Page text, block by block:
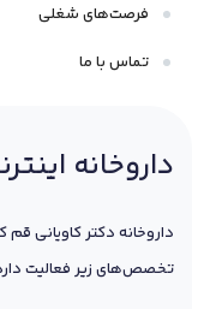
فرصت‌های شغلی
تماس با ما
داروخانه
داروخانه دکتر کاویانی
تخصص‌های زیر فعالیت